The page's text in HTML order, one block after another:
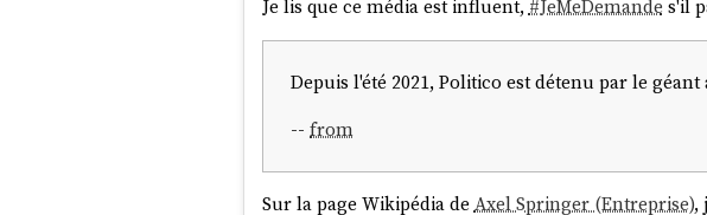
Je lis que ce média est influent,#JeMeDemande s'il
Depuis l'été 2021, Politico est détenu par le
--from
Sur la page Wikipédia deAxel Springer (Entreprise),